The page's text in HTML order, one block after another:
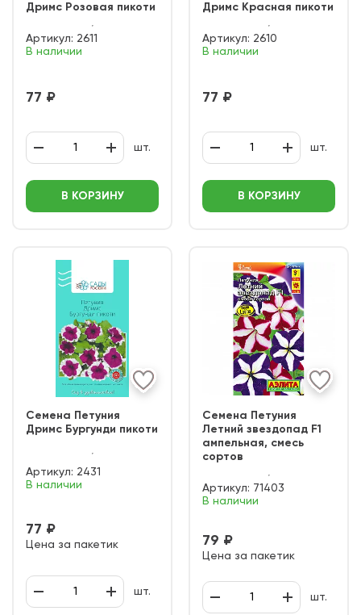
Дримс Розовая пикоти
Артикул: 2611
В наличии
77 ₽
шт.
В КОРЗИНУ
Дримс Красная пикоти
Артикул: 2610
В наличии
77 ₽
шт.
В КОРЗИНУ
Семена Петуния
Дримс Бургунди пикоти
Артикул: 2431
В наличии
77 ₽
Цена за пакетик
шт.
Семена Петуния
Летний звездопад F1
ампельная, смесь
сортов
Артикул: 71403
В наличии
79 ₽
Цена за пакетик
шт.